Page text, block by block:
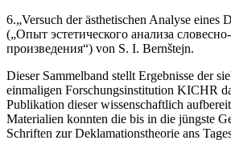
6.„Versuch der ästhetischen Analyse eines
(„Опыт эстетического анализа
произведения“) von S. I. Bernštejn.
Dieser Sammelband stellt Ergebnisse der
einmaligen Forschungsinstitution KICHR
Publikation dieser wissenschaftlich
Materialien konnten die bis in die jüngste
Schriften zur Deklamationstheorie ans